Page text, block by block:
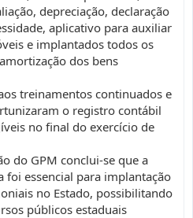
depreciação, declaração
aplicativo para auxiliar
e implantados todos os
dos bens
treinamentos continuados e
o registro contábil
no final do exercício de
do GPM conclui-se que a
foi essencial para implantação
no Estado, possibilitando
públicos estaduais